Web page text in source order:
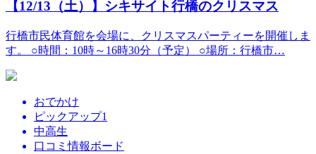
【12/13（土）】シキサイト行橋のクリスマス
行橋市民体育館を会場に、クリスマスパーティーを開催しま
す。 ○時間：10時～16時30分（予定） ○場所：行橋市…
おでかけ
ピックアップ1
中高生
口コミ情報ボード